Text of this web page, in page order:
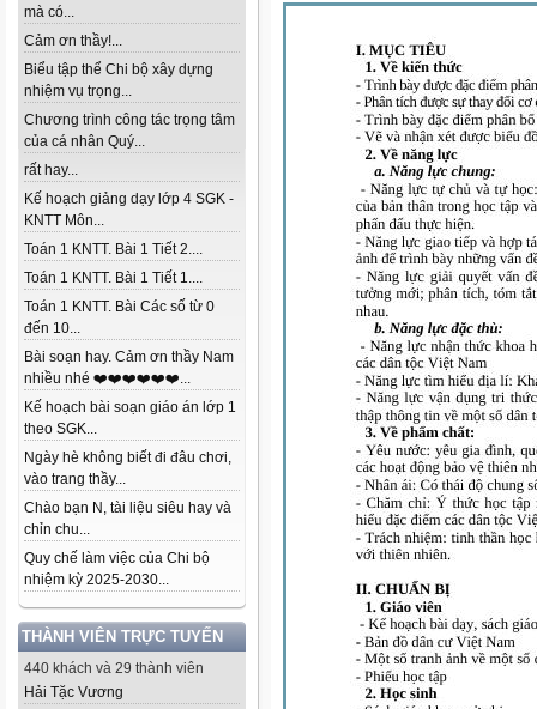
mà có...
Cảm ơn thầy!...
Biểu tập thể Chi bộ xây dựng
nhiệm vụ trọng...
Chương trình công tác trọng tâm
của cá nhân Quý...
rất hay...
Kế hoạch giảng dạy lớp 4 SGK -
KNTT Môn...
Toán 1 KNTT. Bài 1 Tiết 2....
Toán 1 KNTT. Bài 1 Tiết 1....
Toán 1 KNTT. Bài Các số từ 0
đến 10...
Bài soạn hay. Cảm ơn thầy Nam
nhiều nhé ❤️❤️❤️❤️❤️❤️...
Kế hoạch bài soạn giáo án lớp 1
theo SGK...
Ngày hè không biết đi đâu chơi,
vào trang thầy...
Chào bạn N, tài liệu siêu hay và
chỉn chu...
Quy chế làm việc của Chi bộ
nhiệm kỳ 2025-2030...
THÀNH VIÊN TRỰC TUYẾN
440 khách và 29 thành viên
Hải Tặc Vương